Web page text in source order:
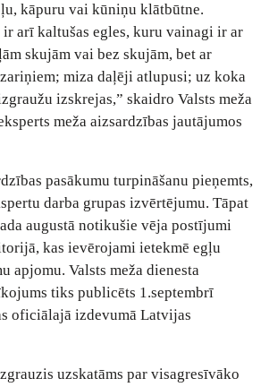
kāpuru vai kūniņu klātbūtne.
arī kaltušas egles, kuru vainagi ir ar
skujām vai bez skujām, bet ar
miza daļēji atlupusi; uz koka
izskrejas,” skaidro Valsts meža
meža aizsardzības jautājumos
pasākumu turpināšanu pieņemts,
darba grupas izvērtējumu. Tāpat
augustā notikušie vēja postījumi
kas ievērojami ietekmē egļu
apjomu. Valsts meža dienesta
tiks publicēts 1.septembrī
oficiālajā izdevumā Latvijas
uzskatāms par visagresīvāko